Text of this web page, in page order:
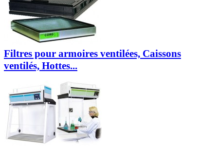
Filtres pour armoires ventilées, Caissons
ventilés, Hottes...